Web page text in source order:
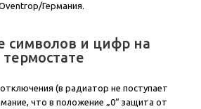
Германия.
символов и цифр на
термостате
(в радиатор не поступает
что в положение „0“ защита от